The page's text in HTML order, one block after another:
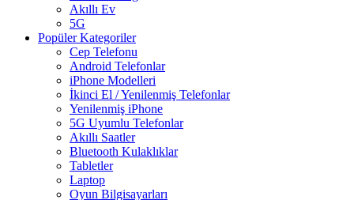
Akıllı Ev
5G
Popüler Kategoriler
Cep Telefonu
Android Telefonlar
iPhone Modelleri
İkinci El / Yenilenmiş Telefonlar
Yenilenmiş iPhone
5G Uyumlu Telefonlar
Akıllı Saatler
Bluetooth Kulaklıklar
Tabletler
Laptop
Oyun Bilgisayarları